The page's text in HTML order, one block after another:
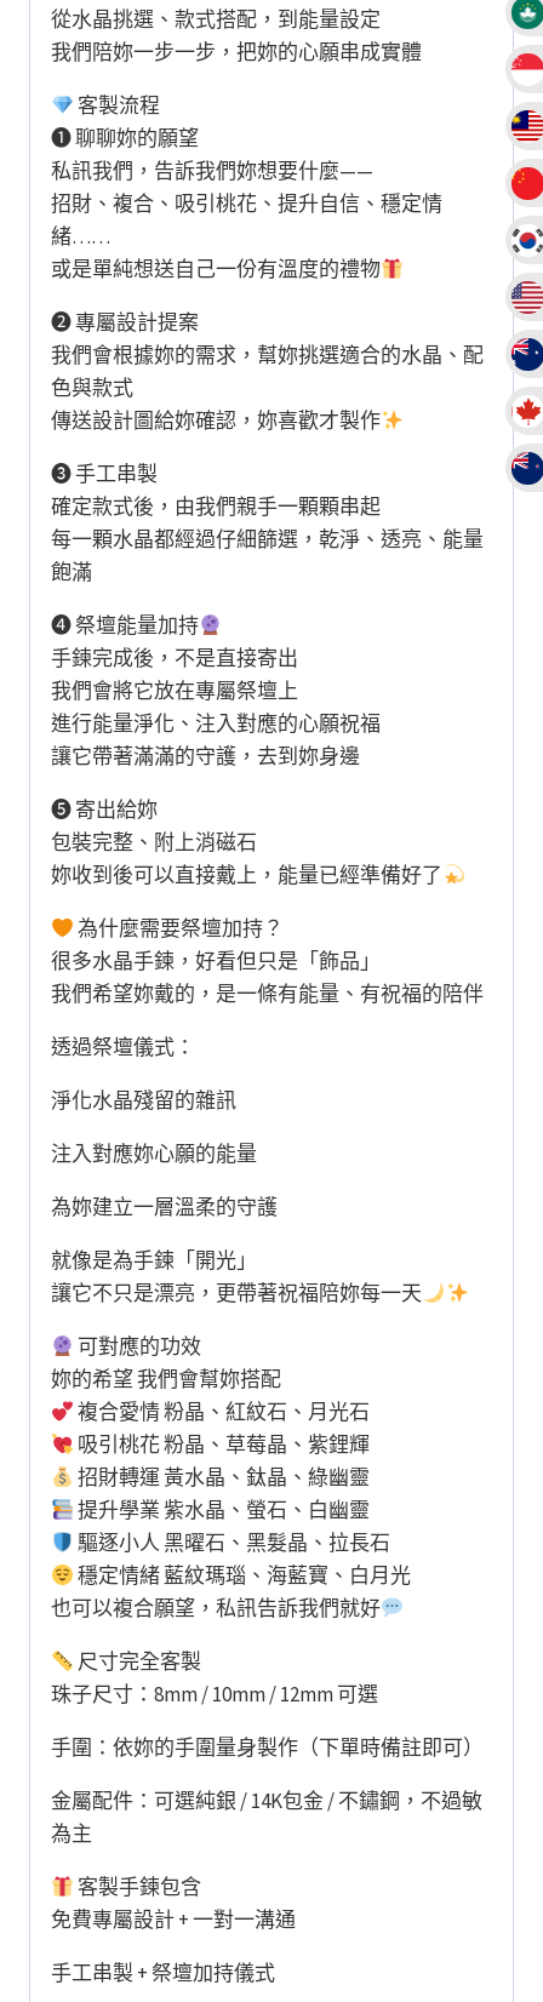
從水晶挑選、款式搭配，到能量設定
我們陪妳一步一步，把妳的心願串成實體
客製流程
❶ 聊聊妳的願望
私訊我們，告訴我們妳想要什麼——
招財、複合、吸引桃花、提升自信、穩定情
緒……
或是單純想送自己一份有溫度的禮物
❷ 專屬設計提案
我們會根據妳的需求，幫妳挑選適合的水晶、配
色與款式
傳送設計圖給妳確認，妳喜歡才製作
❸ 手工串製
確定款式後，由我們親手一顆顆串起
每一顆水晶都經過仔細篩選，乾淨、透亮、能量
飽滿
❹ 祭壇能量加持
手鍊完成後，不是直接寄出
我們會將它放在專屬祭壇上
進行能量淨化、注入對應的心願祝福
讓它帶著滿滿的守護，去到妳身邊
❺ 寄出給妳
包裝完整、附上消磁石
妳收到後可以直接戴上，能量已經準備好了
為什麼需要祭壇加持？
很多水晶手鍊，好看但只是「飾品」
我們希望妳戴的，是一條有能量、有祝福的陪伴
透過祭壇儀式：
淨化水晶殘留的雜訊
注入對應妳心願的能量
為妳建立一層溫柔的守護
就像是為手鍊「開光」
讓它不只是漂亮，更帶著祝福陪妳每一天
可對應的功效
妳的希望 我們會幫妳搭配
複合愛情 粉晶、紅紋石、月光石
吸引桃花 粉晶、草莓晶、紫鋰輝
招財轉運 黃水晶、鈦晶、綠幽靈
提升學業 紫水晶、螢石、白幽靈
驅逐小人 黑曜石、黑髮晶、拉長石
穩定情緒 藍紋瑪瑙、海藍寶、白月光
也可以複合願望，私訊告訴我們就好
尺寸完全客製
珠子尺寸：8mm / 10mm / 12mm 可選
手圍：依妳的手圍量身製作（下單時備註即可）
金屬配件：可選純銀 / 14K包金 / 不鏽鋼，不過敏
為主
客製手鍊包含
免費專屬設計 + 一對一溝通
手工串製 + 祭壇加持儀式